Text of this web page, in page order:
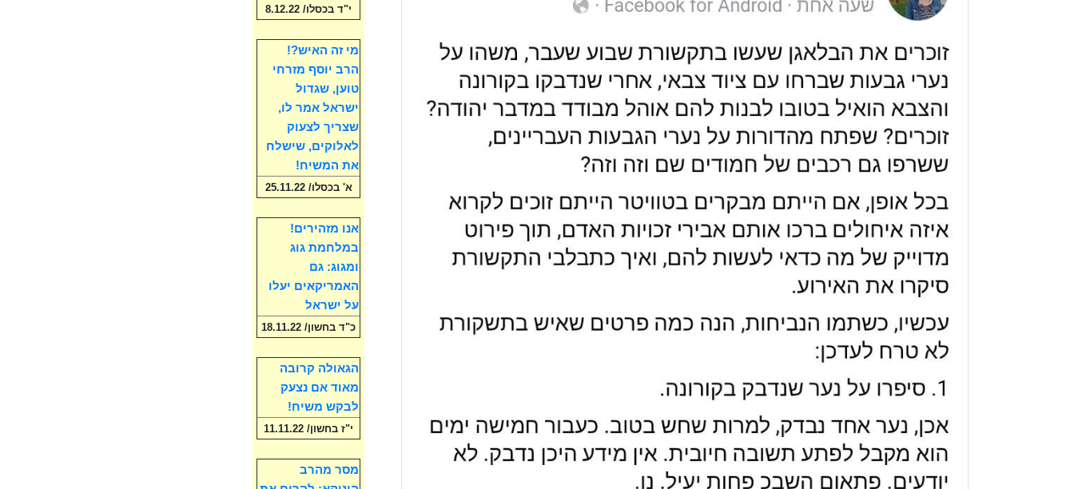
י"ד בכסלו/ 8.12.22
מי זה האיש?!
הרב יוסף מזרחי
טוען, שגדול
ישראל אמר לו,
שצריך לצעוק
לאלוקים, שישלח
את המשיח!
א' בכסלו/ 25.11.22
אנו מזהירים!
במלחמת גוג
ומגוג: גם
האמריקאים יעלו
על ישראל
כ"ד בחשון/ 18.11.22
הגאולה קרובה
מאוד אם נצעק
לבקש משיח!
י"ז בחשון/ 11.11.22
מסר מהרב